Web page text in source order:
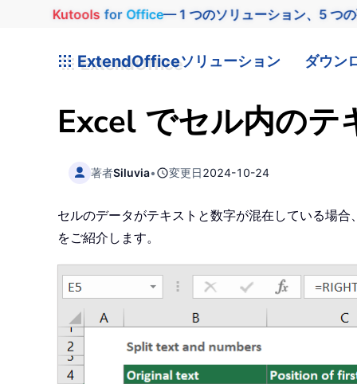
Kutools for Office— 1 つのソリューション、5 つ
ExtendOfficeソリューション ダウン
Excel でセル内のテ
著者Siluvia• 変更日2024-10-24
セルのデータがテキストと数字が混在している場
をご紹介します。